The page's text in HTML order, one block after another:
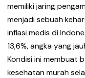
memiliki jaring
menjadi sebuah
inflasi medis di
13,6%, angka yang
Kondisi ini membuat
kesehatan murah